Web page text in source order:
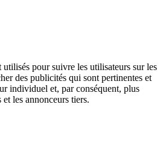
pour suivre les utilisateurs sur les
des publicités qui sont pertinentes et
individuel et, par conséquent, plus
les annonceurs tiers.